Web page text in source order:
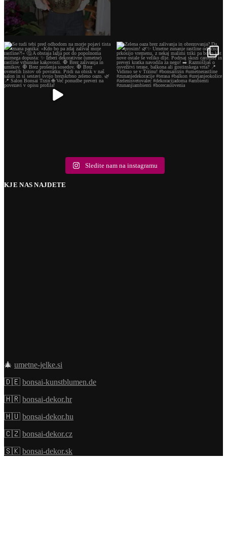
Sledite nam na instagramu
KJE NAS NAJDETE
🎄 umetne-jelke.si
🇩🇪 bonsai-kunstblumen.de
🇭🇷 bonsai-dekor.hr
🇭🇺 bonsai-dekor.hu
🇨🇿 bonsai-dekor.cz
🇸🇰 bonsai-dekor.sk